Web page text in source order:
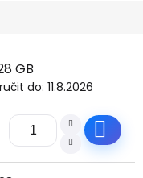
GB
do: 11.8.2026